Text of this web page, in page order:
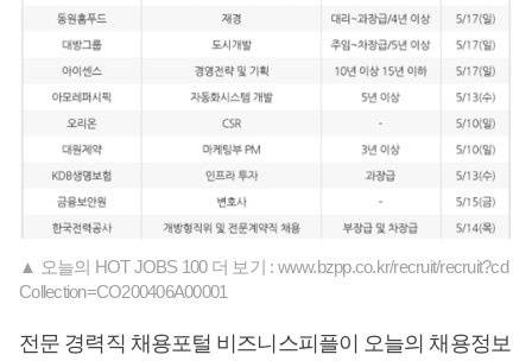
▲ 오늘의 HOT JOBS 100 더 보기 : www.bzpp.co.kr/recruit/recruit?cd
Collection=CO200406A00001
전문 경력직 채용포털 비즈니스피플이 오늘의 채용정보